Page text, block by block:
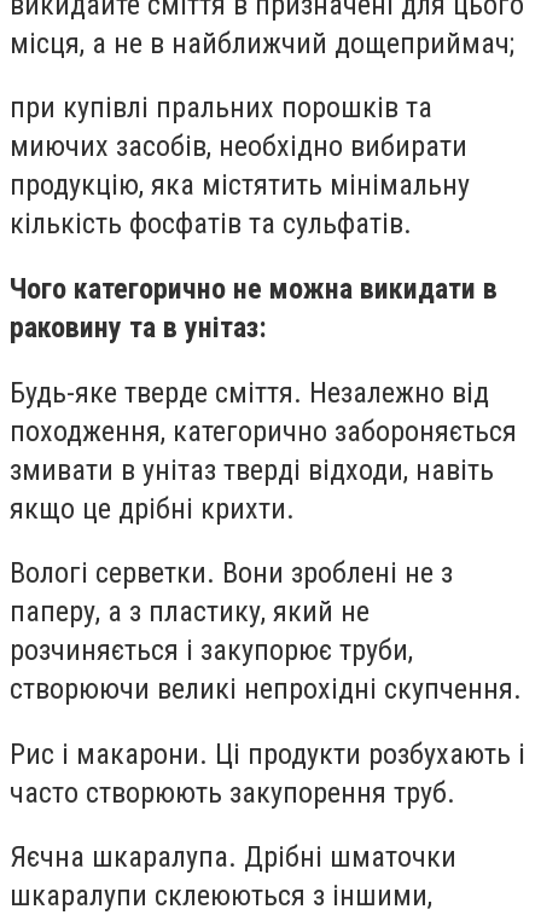
місця, а не в найближчий дощеприймач;
при купівлі пральних порошків та
миючих засобів, необхідно вибирати
продукцію, яка містятить мінімальну
кількість фосфатів та сульфатів.
Чого категорично не можна викидати в
раковину та в унітаз:
Будь-яке тверде сміття. Незалежно від
походження, категорично забороняється
змивати в унітаз тверді відходи, навіть
якщо це дрібні крихти.
Вологі серветки. Вони зроблені не з
паперу, а з пластику, який не
розчиняється і закупорює труби,
створюючи великі непрохідні скупчення.
Рис і макарони. Ці продукти розбухають і
часто створюють закупорення труб.
Яєчна шкаралупа. Дрібні шматочки
шкаралупи склеюються з іншими,